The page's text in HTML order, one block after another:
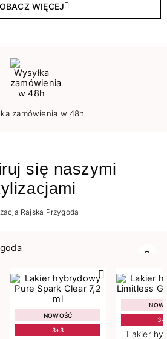
WIĘCEJ
zamówienia w 48h
się naszymi
Rajska Przygoda
NOWOŚĆ
3+3
Lakier